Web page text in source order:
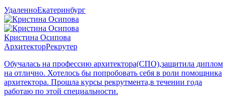
УдаленноЕкатеринбург
Кристина Осипова
АрхитекторРекрутер
Обучалась на профессию архитектора(СПО),защитила диплом
на отлично. Хотелось бы попробовать себя в роли помощника
архитектора. Прошла курсы рекрутмента,в течении года
работаю по этой специальности.